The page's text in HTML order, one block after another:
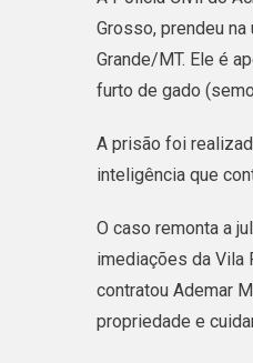
Grosso, prendeu
Grande/MT. Ele é
furto de gado
A prisão foi
inteligência que
O caso remonta a
imediações da Vila
contratou Ademar
propriedade e